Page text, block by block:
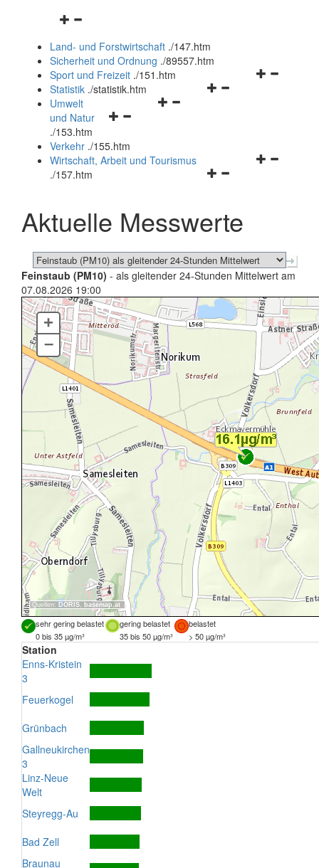
Navigationsmenü
und
schließen
Land- und Forstwirtschaft ./147.htm
Sicherheit und Ordnung ./89557.htm
Navigationsmenü
Sport und Freizeit ./151.htm
Navigationsmenü
Statistik ./statistik.htm
Navigationsmenü
und
schließen
Umwelt
und Natur
./153.htm
Verkehr ./155.htm
Navigationsmenü
schließen
Wirtschaft, Arbeit und Tourismus
./157.htm
Aktuelle Messwerte
Feinstaub (PM10) - als gleitender 24-Stunden Mittelwert am
07.08.2026 19:00
Quellen: DORIS, basemap.at
+
–
sehr gering belastet gering belastet
belastet
0 bis 35 µg/m³
35 bis 50 µg/m³ > 50 µg/m³
Station
Enns-Kristein
3
Feuerkogel
Grünbach
Gallneukirchen
3
Linz-Neue
Welt
Steyregg-Au
Bad Zell
Braunau